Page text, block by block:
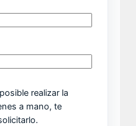
realizar la
a mano, te